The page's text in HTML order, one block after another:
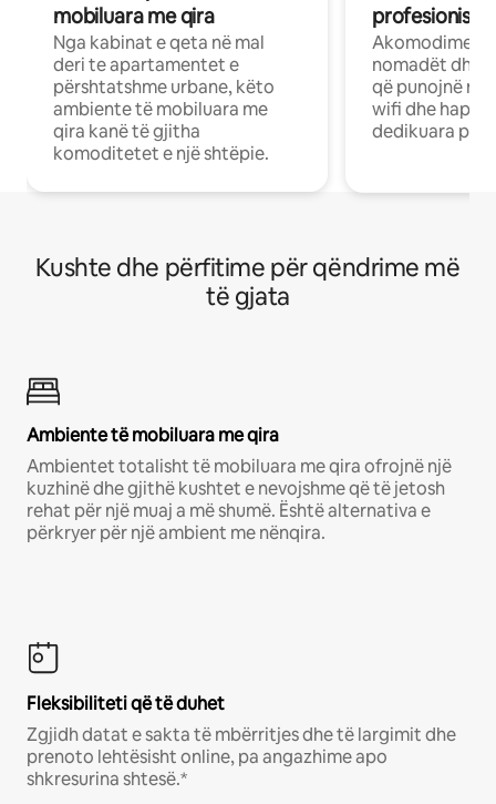
mobiluara me qira
Nga kabinat e qeta në mal
deri te apartamentet e
përshtatshme urbane, këto
ambiente të mobiluara me
qira kanë të gjitha
komoditetet e një shtëpie.
Akomodime
nomadët dhe
që punojnë në
wifi dhe
dedikuara
Kushte dhe përfitime për qëndrime më
të gjata
Ambiente të mobiluara me qira
Ambientet totalisht të mobiluara me qira ofrojnë një
kuzhinë dhe gjithë kushtet e nevojshme që të jetosh
rehat për një muaj a më shumë. Është alternativa e
përkryer për një ambient me nënqira.
Fleksibiliteti që të duhet
Zgjidh datat e sakta të mbërritjes dhe të largimit dhe
prenoto lehtësisht online, pa angazhime apo
shkresurina shtesë.*